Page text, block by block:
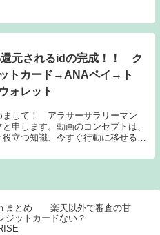
伝えた時の反応が面白かっ
元されるidの完成！！ ク
トカード→ANAペイ→ト
ォレット
まして！ アラサーサラリーマン
と申します。動画のコンセプトは、
立つ知識、今すぐ行動に移せる内
多々あります。なんでYouTubeをや
まとめ 楽天以外で審査の甘
ジットカードない？